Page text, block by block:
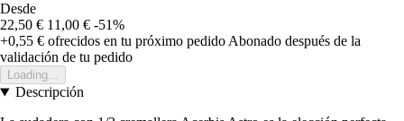
Desde
22,50 € 11,00 € -51%
+0,55 € ofrecidos en tu próximo pedido Abonado después de la
validación de tu pedido
Loading...
Descripción